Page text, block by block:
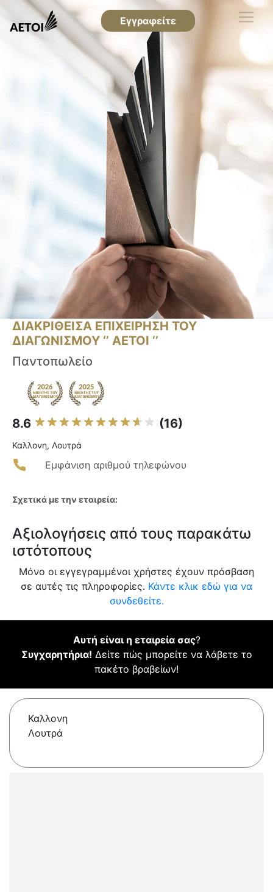
Εγγραφείτε
ΔΙΑΚΡΙΘΕΙΣΑ ΕΠΙΧΕΙΡΗΣΗ ΤΟΥ
ΔΙΑΓΩΝΙΣΜΟΥ ‘’ ΑΕΤΟΙ ‘’
Παντοπωλείο
8.6 (16)
Καλλονη, Λουτρά
Εμφάνιση αριθμού τηλεφώνου
Σχετικά με την εταιρεία:
Αξιολογήσεις από τους παρακάτω
ιστότοπους
Μόνο οι εγγεγραμμένοι χρήστες έχουν πρόσβαση
σε αυτές τις πληροφορίες. Κάντε κλικ εδώ για να
συνδεθείτε.
Αυτή είναι η εταιρεία σας?
Συγχαρητήρια! Δείτε πώς μπορείτε να λάβετε το
πακέτο βραβείων!
Καλλονη
Λουτρά